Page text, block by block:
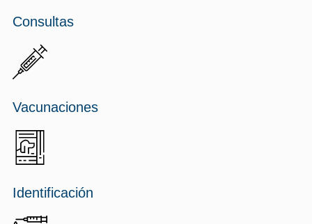
Consultas
Vacunaciones
Identificación